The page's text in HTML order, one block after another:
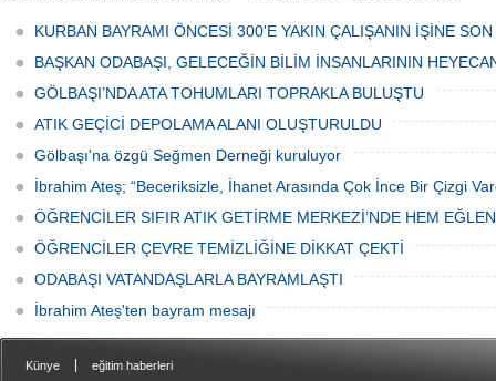
Haftası" etkinlikleri Ankara'da devam
ediyor.
bulunan esnaf ve alışverişe gelen
vatandaşlar park cezaları yüzünden
canından bezdi.
KURBAN BAYRAMI ÖNCESİ 300'E YAKIN ÇALIŞANIN İŞİNE
BAŞKAN ODABAŞI, GELECEĞİN BİLİM İNSANLARININ
GÖLBAŞI’NDA ATA TOHUMLARI TOPRAKLA BULUŞTU
ATIK GEÇİCİ DEPOLAMA ALANI OLUŞTURULDU
Gölbaşı'na özgü Seğmen Derneği kuruluyor
İbrahim Ateş; “Beceriksizle, İhanet Arasında Çok İnce Bir Çizgi
ÖĞRENCİLER SIFIR ATIK GETİRME MERKEZİ’NDE HEM
ÖĞRENCİLER ÇEVRE TEMİZLİĞİNE DİKKAT ÇEKTİ
ODABAŞI VATANDAŞLARLA BAYRAMLAŞTI
İbrahim Ateş'ten bayram mesajı
Künye eğitim haberleri